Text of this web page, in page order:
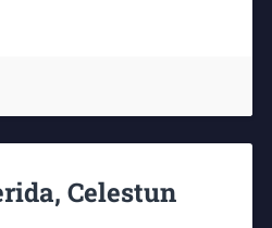
Celestun